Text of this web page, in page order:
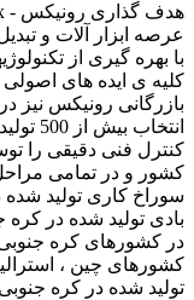
عرصه ابزار آلات و
با بهره گیری از
کلیه ی ایده های
بازرگانی رونیکس نیز
کنترل فنی دقیقی را
کشور و در تمامی مراحل
سوراخ کاری تولید شده
بادی تولید شده در کره
در کشورهای کره
کشورهای چین ، استرالیا
تولید شده در کره